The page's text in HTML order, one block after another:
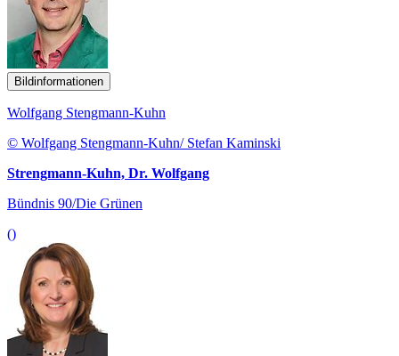
Bildinformationen
Wolfgang Stengmann-Kuhn
© Wolfgang Stengmann-Kuhn/ Stefan Kaminski
Strengmann-Kuhn, Dr. Wolfgang
Bündnis 90/Die Grünen
()